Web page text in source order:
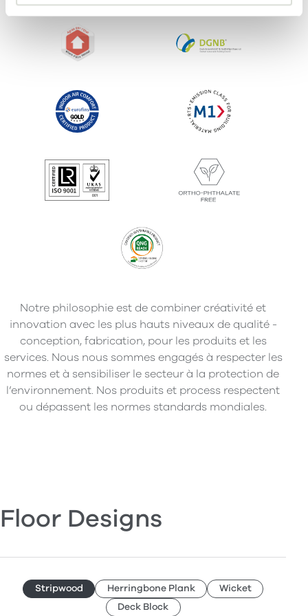
Notre philosophie est de combiner créativité et
innovation avec les plus hauts niveaux de qualité -
conception, fabrication, pour les produits et les
services. Nous nous sommes engagés à respecter les
normes et à sensibiliser le secteur à la protection de
l’environnement. Nos produits et process respectent
ou dépassent les normes standards mondiales.
Floor Designs
Stripwood Herringbone Plank
Wicket
Deck Block